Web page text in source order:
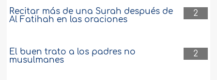
2
Recitar más de una Surah después de
Al Fatihah en las oraciones
2
El buen trato a los padres no
musulmanes